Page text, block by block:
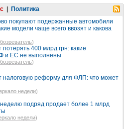
Политика
покупают подержанные автомобили
модели чаще всего ввозят и какова
)
потерять 400 млрд грн: какие
и ЕС не выполнены
)
налоговую реформу для ФЛП: что может
недели)
подряд продает более 1 млрд
недели)